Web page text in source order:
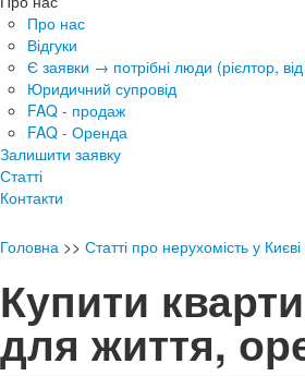
Про нас
Відгуки
Є заявки → потрібні люди (рієлтор,
Юридичний супровід
FAQ - продаж
FAQ - Оренда
Залишити заявку
Статті
Контакти
Головна >> Статті про нерухомість у
Купити
для життя,